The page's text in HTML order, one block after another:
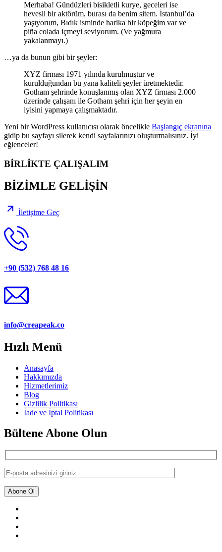
Merhaba! Gündüzleri bisikletli kurye, geceleri ise
hevesli bir aktörüm, burası da benim sitem. İstanbul’da
yaşıyorum, Bıdık isminde harika bir köpeğim var ve
piña colada içmeyi seviyorum. (Ve yağmura
yakalanmayı.)
…ya da bunun gibi bir şeyler:
XYZ firması 1971 yılında kurulmuştur ve
kurulduğundan bu yana kaliteli şeyler üretmektedir.
Gotham şehrinde konuşlanmış olan XYZ firması 2.000
üzerinde çalışanı ile Gotham şehri için her şeyin en
iyisini yapmaya çalışmaktadır.
Yeni bir WordPress kullanıcısı olarak öncelikle Başlangıç ekranına
gidip bu sayfayı silerek kendi sayfalarınızı oluşturmalısınız. İyi
eğlenceler!
BİRLİKTE ÇALIŞALIM
BİZİMLE GELİŞİN
İletişime Geç
+90 (532) 768 48 16
info@creapeak.co
Hızlı Menü
Anasayfa
Hakkımızda
Hizmetlerimiz
Blog
Gizlilik Politikası
İade ve İptal Politikası
Bültene Abone Olun
Abone Ol